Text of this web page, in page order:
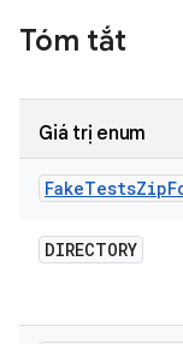
Tóm tắt
Giá trị enum
FakeTestsZip
DIRECTORY